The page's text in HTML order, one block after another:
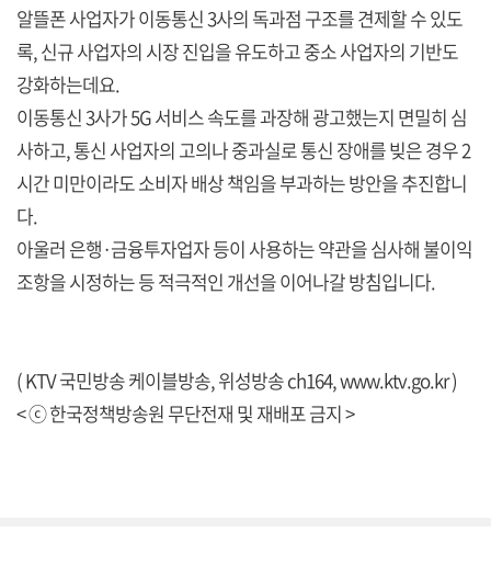
알뜰폰 사업자가 이동통신 3사의 독과점 구조를 견제할 수 있도
록, 신규 사업자의 시장 진입을 유도하고 중소 사업자의 기반도
강화하는데요.
이동통신 3사가 5G 서비스 속도를 과장해 광고했는지 면밀히 심
사하고, 통신 사업자의 고의나 중과실로 통신 장애를 빚은 경우 2
시간 미만이라도 소비자 배상 책임을 부과하는 방안을 추진합니
다.
아울러 은행·금융투자업자 등이 사용하는 약관을 심사해 불이익
조항을 시정하는 등 적극적인 개선을 이어나갈 방침입니다.
( KTV 국민방송 케이블방송, 위성방송 ch164,www.ktv.go.kr)
< ⓒ 한국정책방송원 무단전재 및 재배포 금지 >